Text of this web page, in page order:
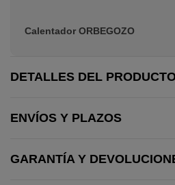
Calentador ORBEGOZO
DETALLES DEL
ENVÍOS Y PLAZOS
GARANTÍA Y